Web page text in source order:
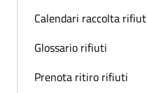
Calendari raccolta
Glossario rifiuti
Prenota ritiro rifiuti